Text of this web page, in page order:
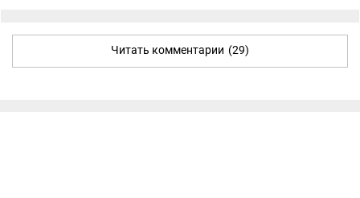
Читать комментарии (29)